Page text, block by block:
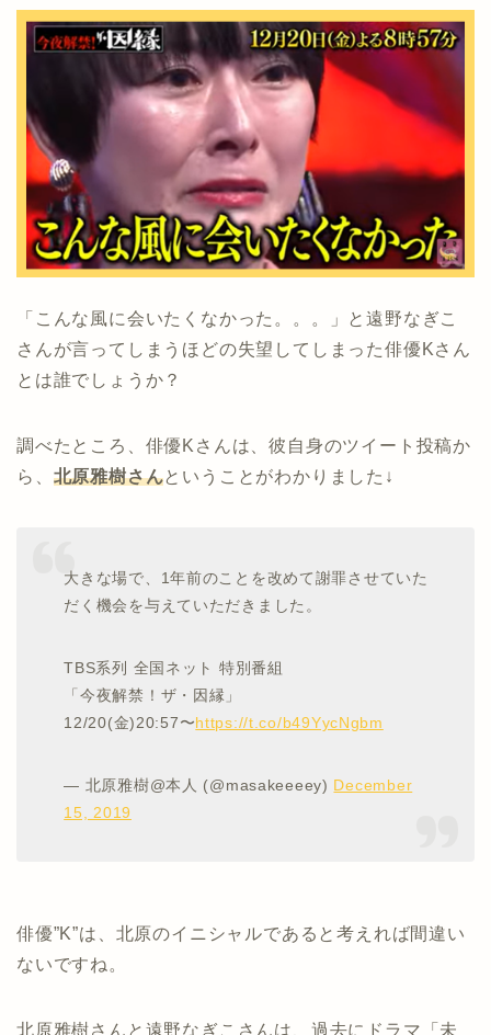
「こんな風に会いたくなかった。。。」と遠野なぎこ
さんが言ってしまうほどの失望してしまった俳優Kさん
とは誰でしょうか？
調べたところ、俳優Kさんは、彼自身のツイート投稿か
ら、 北原雅樹さんということがわかりました↓
大きな場で、1年前のことを改めて謝罪させていた
だく機会を与えていただきました。
TBS系列 全国ネット 特別番組
「今夜解禁！ザ・因縁」
12/20(金)20:57〜https://t.co/b49YycNgbm
— 北原雅樹@本人 (@masakeeeey) December
15, 2019
俳優”K”は、北原のイニシャルであると考えれば間違い
ないですね。
北原雅樹さんと遠野なぎこさんは、過去にドラマ「未